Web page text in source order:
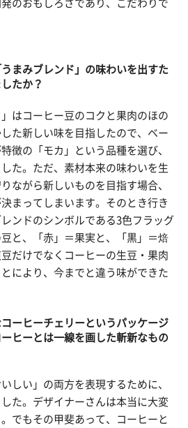
のおもしろさであり、こだわりで
みブレンド」の味わいを出すた
たか？
」はコーヒー豆のコクと果肉のほの
た新しい味を目指したので、ベー
徴の「モカ」という品種を選び、
た。ただ、素材本来の味わいを生
ながら新しいものを目指す場合、
まってしまいます。そのとき行き
ンドのシンボルである3色フラッグ
と、「赤」＝果実と、「黒」＝焙
だけでなくコーヒーの生豆・果肉
により、今までと違う味ができた
ヒーチェリーというパッケージ
ヒーとは一線を画した斬新なもの
しい」の両方を表現するために、
た。デザイナーさんは本当に大変
でもその甲斐あって、コーヒーと